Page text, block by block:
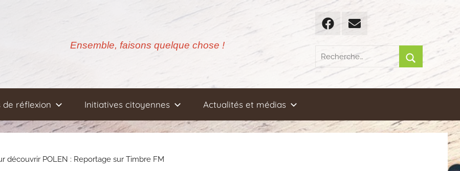
Ensemble, faisons quelque chose !
FacebookEmail
Recherche
pour
Rechercher
de réflexion Initiatives citoyennes Actualités et médias
découvrir POLEN : Reportage sur Timbre FM